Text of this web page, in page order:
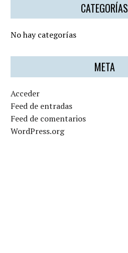
CATEGORÍAS
No hay categorías
META
Acceder
Feed de entradas
Feed de comentarios
WordPress.org